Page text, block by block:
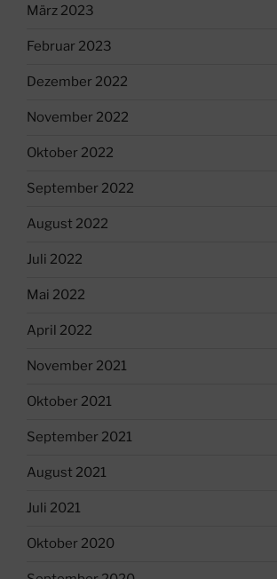
März 2023
Februar 2023
Dezember 2022
November 2022
Oktober 2022
September 2022
August 2022
Juli 2022
Mai 2022
April 2022
November 2021
Oktober 2021
September 2021
August 2021
Juli 2021
Oktober 2020